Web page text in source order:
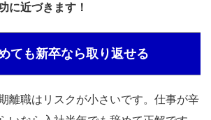
に近づきます！
ても新卒なら取り返せる
離職はリスクが小さいです。仕事が辛